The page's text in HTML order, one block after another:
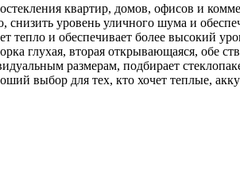
квартир, домов, офисов и
снизить уровень уличного шума и
тепло и обеспечивает более высокий
глухая, вторая открывающаяся, обе
размерам, подбирает
выбор для тех, кто хочет теплые,